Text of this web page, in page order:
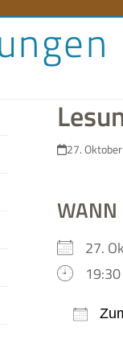
27.
WANN
27.